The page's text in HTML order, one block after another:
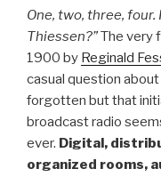
One, two, three,
Thiessen?”The very
1900 by Reginald
casual question
forgotten but that
broadcast radio
ever. Digital,
organized rooms,